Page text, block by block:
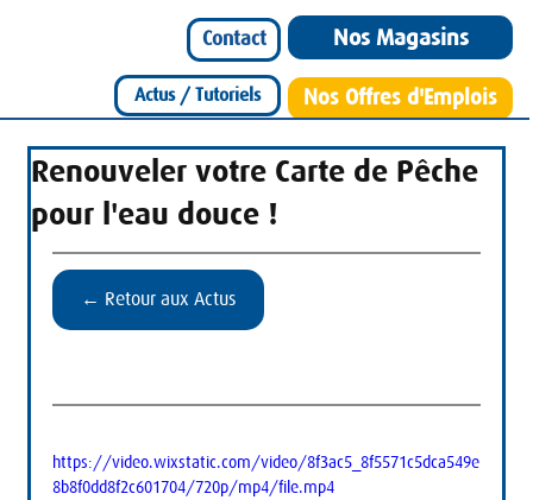
Nos Magasins
Actus / Tutoriels Nos Offres d'Emplois
Contact
Renouveler votre Carte de Pêche
pour l'eau douce !
← Retour aux Actus
https://video.wixstatic.com/video/8f3ac5_8f5571c5dca549e
8b8f0dd8f2c601704/720p/mp4/file.mp4